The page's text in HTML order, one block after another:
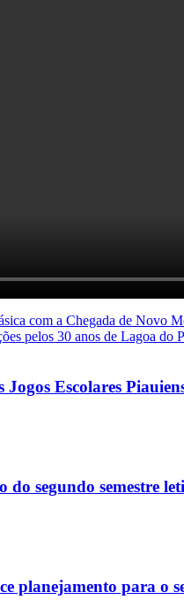
com a Chegada de Novo
pelos 30 anos de Lagoa do
Escolares
do segundo semestre
planejamento para o